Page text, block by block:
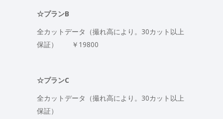
☆プランB
全カットデータ（撮れ高により。30カット以上
保証） ￥19800
☆プランC
全カットデータ（撮れ高により。30カット以上
保証）